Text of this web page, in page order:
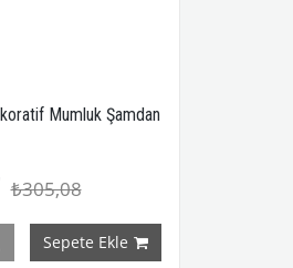
Mumluk Şamdan
₺305,08
Sepete Ekle